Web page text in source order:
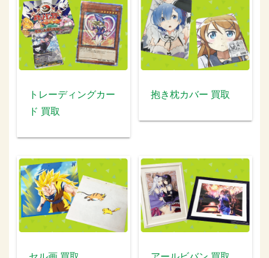
トレーディングカー
ド 買取
抱き枕カバー 買取